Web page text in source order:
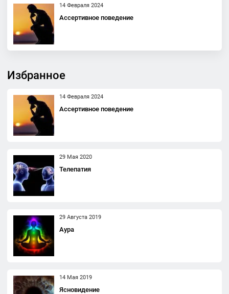
14 Февраля 2024
Ассертивное поведение
Избранное
14 Февраля 2024
Ассертивное поведение
29 Мая 2020
Телепатия
29 Августа 2019
Аура
14 Мая 2019
Ясновидение